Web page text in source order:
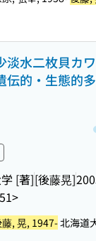
淡水二枚貝カ
伝的・生態的
[著][後藤晃]
, 晃, 1947-北海道